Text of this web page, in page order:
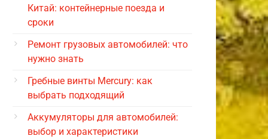
Китай: контейнерные поезда и
сроки
Ремонт грузовых автомобилей: что
нужно знать
Гребные винты Mercury: как
выбрать подходящий
Аккумуляторы для автомобилей:
выбор и характеристики